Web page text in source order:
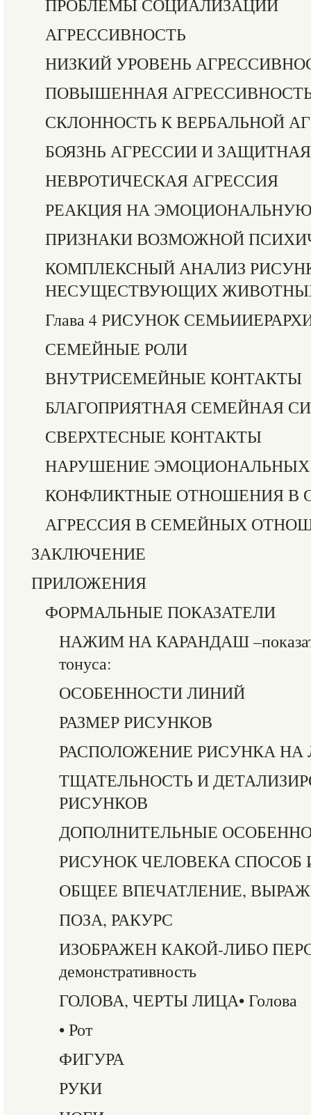
ПРОБЛЕМЫ СОЦИАЛИЗАЦИИ
АГРЕССИВНОСТЬ
НИЗКИЙ УРОВЕНЬ
ПОВЫШЕННАЯ
СКЛОННОСТЬ К ВЕРБАЛЬНОЙ
БОЯЗНЬ АГРЕССИИ И
НЕВРОТИЧЕСКАЯ АГРЕССИЯ
РЕАКЦИЯ НА
ПРИЗНАКИ ВОЗМОЖНОЙ
КОМПЛЕКСНЫЙ АНАЛИЗ
НЕСУЩЕСТВУЮЩИХ
Глава 4 РИСУНОК
СЕМЕЙНЫЕ РОЛИ
ВНУТРИСЕМЕЙНЫЕ КОНТАКТЫ
БЛАГОПРИЯТНАЯ СЕМЕЙНАЯ
СВЕРХТЕСНЫЕ КОНТАКТЫ
НАРУШЕНИЕ ЭМОЦИОНАЛЬНЫХ
КОНФЛИКТНЫЕ ОТНОШЕНИЯ В
АГРЕССИЯ В СЕМЕЙНЫХ
ЗАКЛЮЧЕНИЕ
ПРИЛОЖЕНИЯ
ФОРМАЛЬНЫЕ ПОКАЗАТЕЛИ
НАЖИМ НА КАРАНДАШ
тонуса:
ОСОБЕННОСТИ ЛИНИЙ
РАЗМЕР РИСУНКОВ
РАСПОЛОЖЕНИЕ РИСУНКА НА
ТЩАТЕЛЬНОСТЬ И
РИСУНКОВ
ДОПОЛНИТЕЛЬНЫЕ
РИСУНОК ЧЕЛОВЕКА СПОСОБ
ОБЩЕЕ ВПЕЧАТЛЕНИЕ,
ПОЗА, РАКУРС
ИЗОБРАЖЕН КАКОЙ-ЛИБО
демонстративность
ГОЛОВА, ЧЕРТЫ ЛИЦА• Голова
• Рот
ФИГУРА
РУКИ